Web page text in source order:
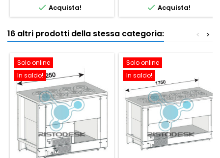
 Acquista!  Acquista!
16 altri prodotti della stessa categoria: >
<
Solo online
In saldo!
Solo online
In saldo!